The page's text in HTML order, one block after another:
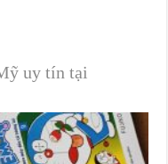
uy tín tại